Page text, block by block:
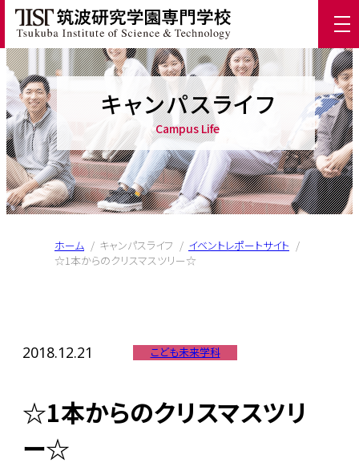
キャンパスライフ
Campus Life
ホーム / キャンパスライフ / イベントレポートサイト /
☆1本からのクリスマスツリー☆
2018.12.21 こども未来学科
☆1本からのクリスマスツリ
ー☆